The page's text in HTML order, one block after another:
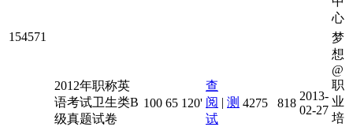
心
154571
2012年职称英
语考试卫生类B
级真题试卷
100 65 120'
查
阅 | 测
试
4275 818
2013-
02-27
梦
想
@
职
业
培